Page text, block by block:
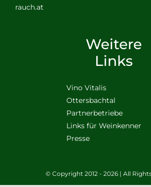
rauch.at
Weitere
Links
Vino Vitalis
Ottersbachtal
Partnerbetriebe
Links für Weinkenner
Presse
© Copyright 2012 - 2026 | All